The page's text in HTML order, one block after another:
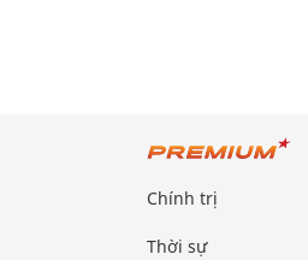
Chính trị
Thời sự